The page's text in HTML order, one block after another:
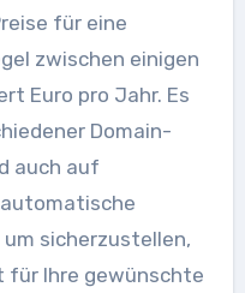
für eine
zwischen einigen
Euro pro Jahr. Es
Domain-
auch auf
sicherzustellen,
für Ihre gewünschte